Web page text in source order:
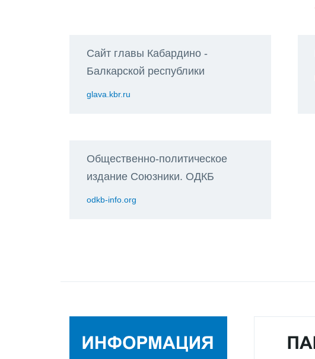
Сайт главы Кабардино -
Балкарской республики
glava.kbr.ru
Общественно-политическое
издание Союзники. ОДКБ
odkb-info.org